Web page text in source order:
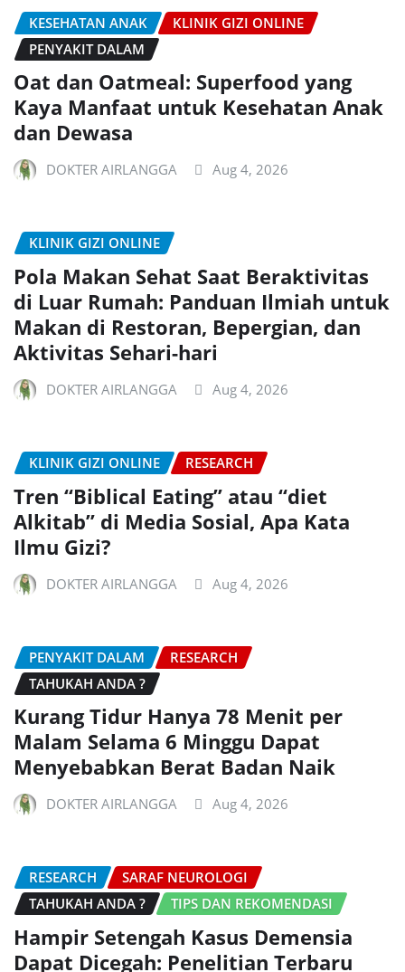
KESEHATAN ANAK
KLINIK GIZI ONLINE
PENYAKIT DALAM
Oat dan Oatmeal: Superfood yang
Kaya Manfaat untuk Kesehatan Anak
dan Dewasa
DOKTER AIRLANGGA Aug 4, 2026
KLINIK GIZI ONLINE
Pola Makan Sehat Saat Beraktivitas
di Luar Rumah: Panduan Ilmiah untuk
Makan di Restoran, Bepergian, dan
Aktivitas Sehari-hari
DOKTER AIRLANGGA Aug 4, 2026
KLINIK GIZI ONLINE RESEARCH
Tren “Biblical Eating” atau “diet
Alkitab” di Media Sosial, Apa Kata
Ilmu Gizi?
DOKTER AIRLANGGA Aug 4, 2026
PENYAKIT DALAM
RESEARCH
TAHUKAH ANDA ?
Kurang Tidur Hanya 78 Menit per
Malam Selama 6 Minggu Dapat
Menyebabkan Berat Badan Naik
DOKTER AIRLANGGA Aug 4, 2026
RESEARCH
SARAF NEUROLOGI
TAHUKAH ANDA ?
TIPS DAN REKOMENDASI
Hampir Setengah Kasus Demensia
Dapat Dicegah: Penelitian Terbaru